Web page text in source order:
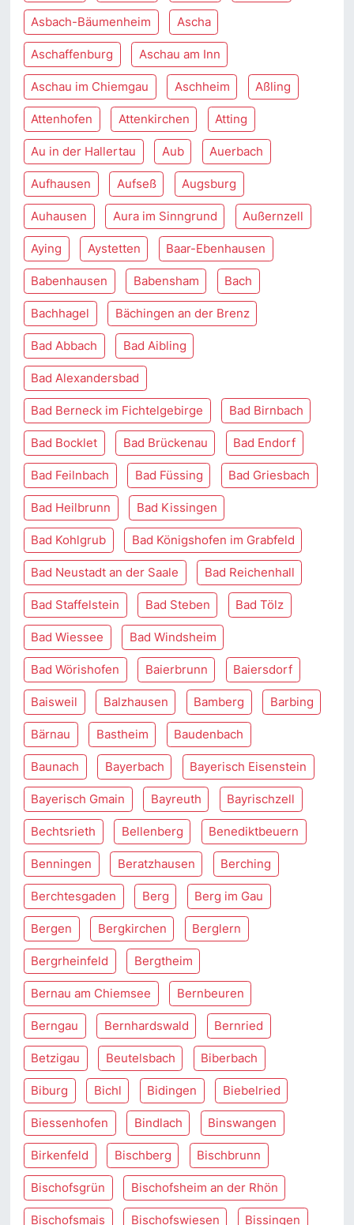
Asbach-Bäumenheim Ascha
Aschaffenburg Aschau am Inn
Aschau im Chiemgau Aschheim Aßling
Attenhofen Attenkirchen Atting
Au in der Hallertau Aub Auerbach
Aufhausen Aufseß Augsburg
Auhausen Aura im Sinngrund Außernzell
Aying Aystetten Baar-Ebenhausen
Babenhausen Babensham Bach
Bachhagel Bächingen an der Brenz
Bad Abbach Bad Aibling
Bad Alexandersbad
Bad Berneck im Fichtelgebirge Bad Birnbach
Bad Bocklet Bad Brückenau Bad Endorf
Bad Feilnbach Bad Füssing Bad Griesbach
Bad Heilbrunn Bad Kissingen
Bad Kohlgrub Bad Königshofen im Grabfeld
Bad Neustadt an der Saale Bad Reichenhall
Bad Staffelstein Bad Steben Bad Tölz
Bad Wiessee Bad Windsheim
Bad Wörishofen Baierbrunn Baiersdorf
Baisweil Balzhausen Bamberg Barbing
Bärnau Bastheim Baudenbach
Baunach Bayerbach Bayerisch Eisenstein
Bayerisch Gmain Bayreuth Bayrischzell
Bechtsrieth Bellenberg Benediktbeuern
Benningen Beratzhausen Berching
Berchtesgaden Berg Berg im Gau
Bergen Bergkirchen Berglern
Bergrheinfeld Bergtheim
Bernau am Chiemsee Bernbeuren
Berngau Bernhardswald Bernried
Betzigau Beutelsbach Biberbach
Biburg Bichl Bidingen Biebelried
Biessenhofen Bindlach Binswangen
Birkenfeld Bischberg Bischbrunn
Bischofsgrün Bischofsheim an der Rhön
Bischofsmais Bischofswiesen Bissingen